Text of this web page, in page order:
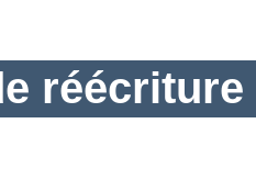
réécriture